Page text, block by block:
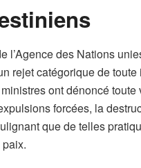
l’Agence des Nations
rejet catégorique de
ont dénoncé
forcées, la
que de telles